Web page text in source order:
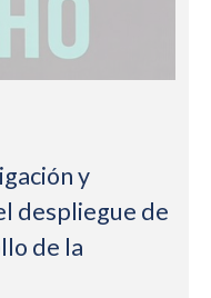
y
despliegue de
de la